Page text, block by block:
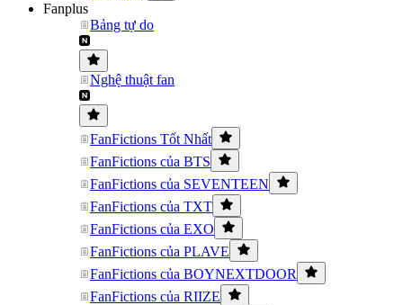
Fanplus
Bảng tự do
Nghệ thuật fan
FanFictions Tốt Nhất
FanFictions của BTS
FanFictions của SEVENTEEN
FanFictions của TXT
FanFictions của EXO
FanFictions của PLAVE
FanFictions của BOYNEXTDOOR
FanFictions của RIIZE